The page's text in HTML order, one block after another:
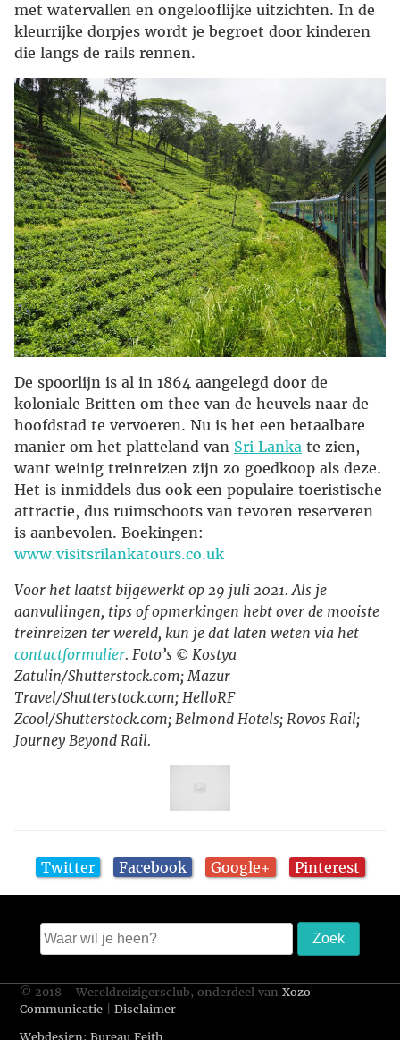
met watervallen en ongelooflijke uitzichten. In de
kleurrijke dorpjes wordt je begroet door kinderen
die langs de rails rennen.
De spoorlijn is al in 1864 aangelegd door de
koloniale Britten om thee van de heuvels naar de
hoofdstad te vervoeren. Nu is het een betaalbare
manier om het platteland van Sri Lanka te zien,
want weinig treinreizen zijn zo goedkoop als deze.
Het is inmiddels dus ook een populaire toeristische
attractie, dus ruimschoots van tevoren reserveren
is aanbevolen. Boekingen:
www.visitsrilankatours.co.uk
Voor het laatst bijgewerkt op 29 juli 2021. Als je
aanvullingen, tips of opmerkingen hebt over de mooiste
treinreizen ter wereld, kun je dat laten weten via het
contactformulier. Foto’s © Kostya
Zatulin/Shutterstock.com; Mazur
Travel/Shutterstock.com; HelloRF
Zcool/Shutterstock.com; Belmond Hotels; Rovos Rail;
Journey Beyond Rail.
Twitter Facebook Google+ Pinterest
© 2018 - Wereldreizigersclub, onderdeel vanXozo
Communicatie |Disclaimer